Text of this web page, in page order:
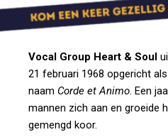
Vocal Group Heart & Soul
21 februari 1968 opgericht
naam Corde et Animo. Een
mannen zich aan en groeide
gemengd koor.